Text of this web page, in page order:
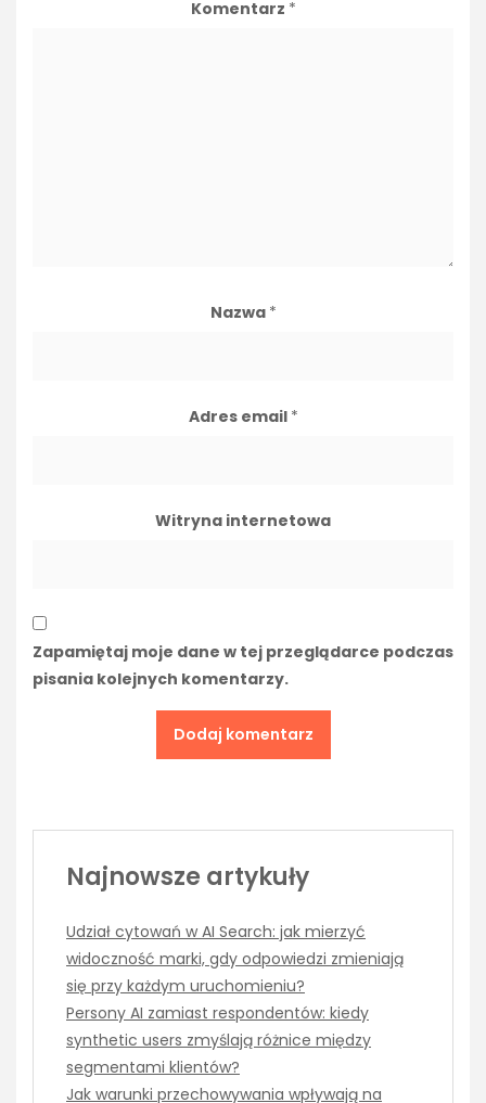
Komentarz *
Nazwa *
Adres email *
Witryna internetowa
Zapamiętaj moje dane w tej przeglądarce podczas
pisania kolejnych komentarzy.
Najnowsze artykuły
Udział cytowań w AI Search: jak mierzyć
widoczność marki, gdy odpowiedzi zmieniają
się przy każdym uruchomieniu?
Persony AI zamiast respondentów: kiedy
synthetic users zmyślają różnice między
segmentami klientów?
Jak warunki przechowywania wpływają na